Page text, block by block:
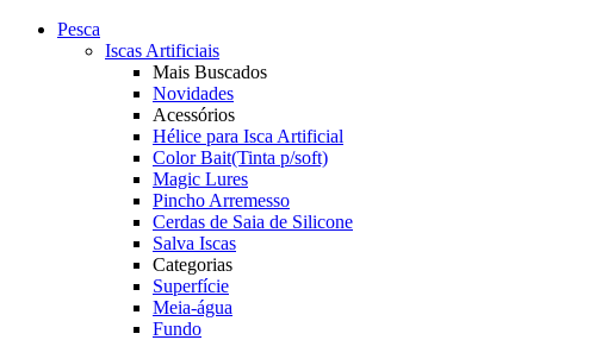
Pesca
Iscas Artificiais
Mais Buscados
Novidades
Acessórios
Hélice para Isca Artificial
Color Bait(Tinta p/soft)
Magic Lures
Pincho Arremesso
Cerdas de Saia de Silicone
Salva Iscas
Categorias
Superfície
Meia-água
Fundo